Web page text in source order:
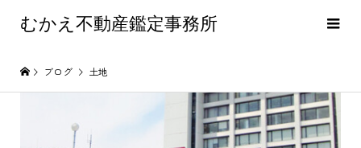
むかえ不動産鑑定事務所
ブログ 土地